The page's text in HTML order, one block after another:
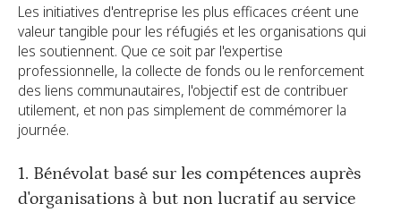
Les initiatives d'entreprise les plus efficaces créent une
valeur tangible pour les réfugiés et les organisations qui
les soutiennent. Que ce soit par l'expertise
professionnelle, la collecte de fonds ou le renforcement
des liens communautaires, l'objectif est de contribuer
utilement, et non pas simplement de commémorer la
journée.
1. Bénévolat basé sur les compétences auprès
d'organisations à but non lucratif au service